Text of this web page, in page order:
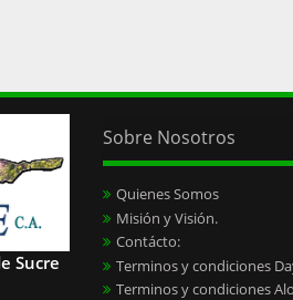
Sucre
Sobre Nosotros
Quienes Somos
Misión y Visión.
Contácto:
Terminos y condiciones
Terminos y condiciones